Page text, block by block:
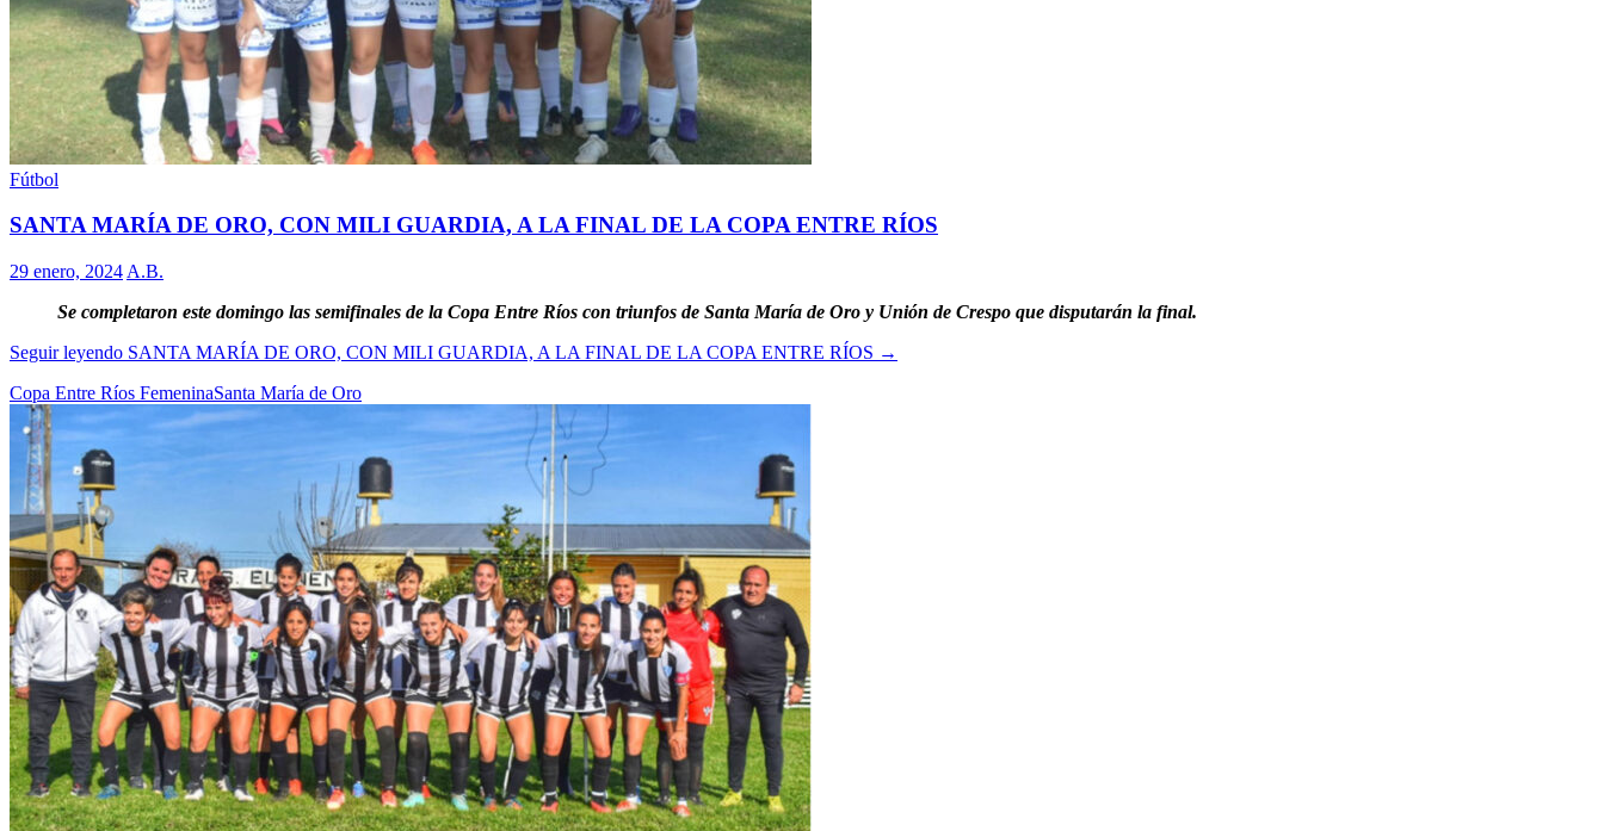
Fútbol
SANTA MARÍA DE ORO, CON MILI GUARDIA, A LA FINAL DE LA COPA ENTRE RÍOS
29 enero, 2024 A.B.
Se completaron este domingo las semifinales de la Copa Entre Ríos con triunfos de Santa María de Oro y Unión de Crespo que disputarán la final.
Seguir leyendo SANTA MARÍA DE ORO, CON MILI GUARDIA, A LA FINAL DE LA COPA ENTRE RÍOS →
Copa Entre Ríos FemeninaSanta María de Oro